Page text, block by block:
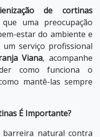
de cortinas
uma preocupação
estar do ambiente e
serviço profissional
Viana, acompanhe
como funciona o
mantê-las sempre
É Importante?
barreira natural contra